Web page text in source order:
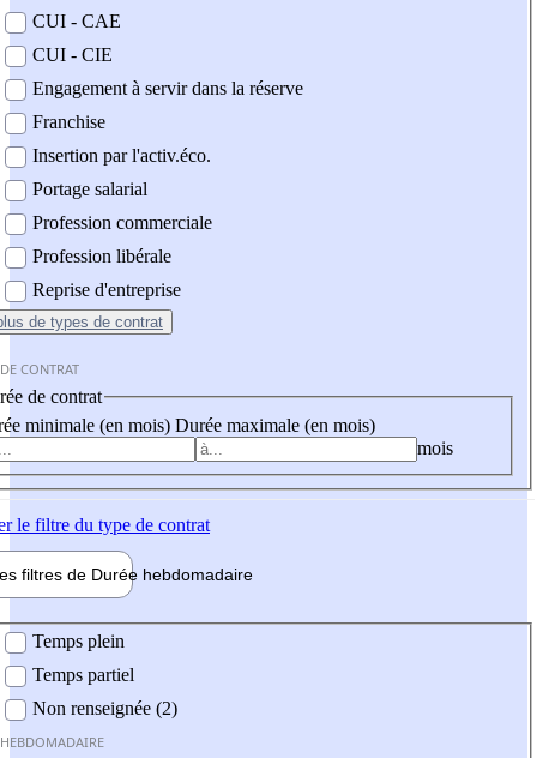
CUI - CAE
CUI - CIE
Engagement à servir dans la réserve
Franchise
Insertion par l'activ.éco.
Portage salarial
Profession commerciale
Profession libérale
Reprise d'entreprise
de types de contrat
CONTRAT
de contrat
minimale (en mois) Durée maximale (en mois)
mois
le filtre du type de contrat
filtres de Durée hebdomadaire
Temps plein
Temps partiel
Non renseignée (2)